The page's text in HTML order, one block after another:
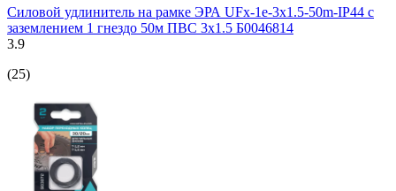
Силовой удлинитель на рамке ЭРА UFx-1e-3x1.5-50m-IP44 с
заземлением 1 гнездо 50м ПВС 3х1.5 Б0046814
3.9
(25)